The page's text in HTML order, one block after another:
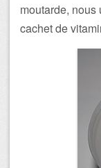
moutarde,
cachet de